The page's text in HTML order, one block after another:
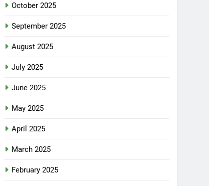
October 2025
September 2025
August 2025
July 2025
June 2025
May 2025
April 2025
March 2025
February 2025